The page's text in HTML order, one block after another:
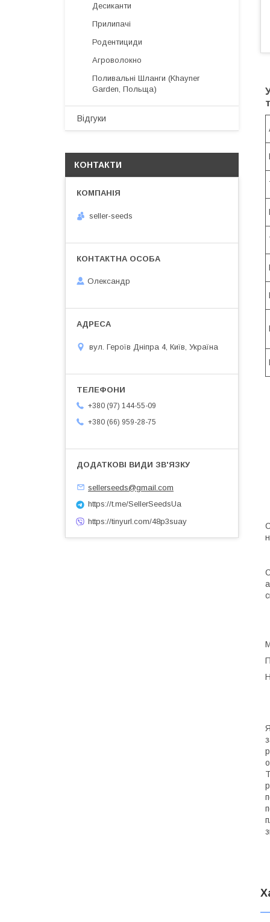
Десиканти
Прилипачі
Родентициди
Агроволокно
Поливальні Шланги (Khayner
Garden, Польща)
Відгуки
КОНТАКТИ
seller-seeds
Олександр
вул. Героїв Дніпра 4, Київ, Україна
+380 (97) 144-55-09
+380 (66) 959-28-75
sellerseeds@gmail.com
https://t.me/SellerSeedsUa
https://tinyurl.com/48p3suay